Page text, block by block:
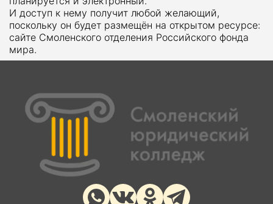
И доступ к нему получит любой желающий,
поскольку он будет размещён на открытом ресурсе:
сайте Смоленского отделения Российского фонда
мира.